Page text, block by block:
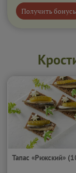
Получить
Тапас «Рижский»